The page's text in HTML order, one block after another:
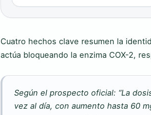
Cuatro hechos clave resumen la
actúa bloqueando la enzima COX-2,
Según el prospecto oficial: “La
vez al día, con aumento hasta 60